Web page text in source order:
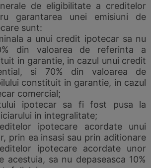
de eligibilitate a creditelor
garantarea unei emisiuni de
sunt:
a unui credit ipotecar sa nu
din valoarea de referinta a
in garantie, in cazul unui credit
si 70% din valoarea de
constituit in garantie, in cazul
comercial;
ipotecar sa fi fost pusa la
in integralitate;
ipotecare acordate unui
prin ea insasi sau prin aditionare
ipotecare acordate unor
acestuia, sa nu depaseasca 10%